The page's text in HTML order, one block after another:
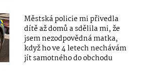
Městská policie mi přivedla
dítě až domů a sdělila mi, že
jsem nezodpovědná matka,
když ho ve 4 letech nechávám
jít samotného do obchodu